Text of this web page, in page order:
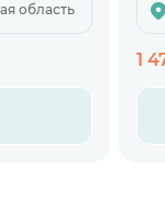
область
1